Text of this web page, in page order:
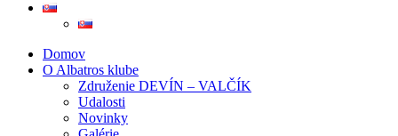
Domov
O Albatros klube
Združenie DEVÍN – VALČÍK
Udalosti
Novinky